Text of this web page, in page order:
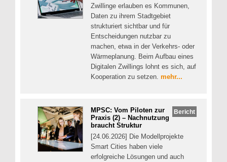
Zwillinge erlauben es Kommunen,
Daten zu ihrem Stadtgebiet
strukturiert sichtbar und für
Entscheidungen nutzbar zu
machen, etwa in der Verkehrs- oder
Wärmeplanung. Beim Aufbau eines
Digitalen Zwillings lohnt es sich, auf
Kooperation zu setzen. mehr...
Bericht
MPSC: Vom Piloten zur
Praxis (2) – Nachnutzung
braucht Struktur
[24.06.2026] Die Modellprojekte
Smart Cities haben viele
erfolgreiche Lösungen und auch